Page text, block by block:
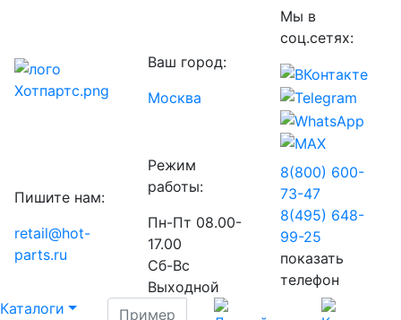
Ваш город:
Москва
Мы в
соц.сетях:
Пишите нам:
retail@hot-
parts.ru
Режим
работы:
Пн-Пт 08.00-
17.00
Сб-Вс
Выходной
8(800) 600-
73-47
8(495) 648-
99-25
показать
телефон
Каталоги